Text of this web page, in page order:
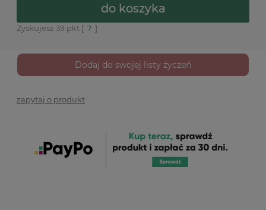
do koszyka
Zyskujesz 39 pkt [ ? ]
Dodaj do swojej listy życzeń
zapytaj o produkt